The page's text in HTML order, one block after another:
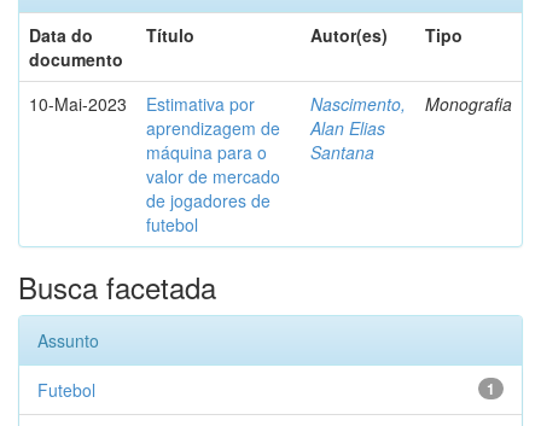
Data do
documento
Título Autor(es) Tipo
10-Mai-2023
Estimativa por
aprendizagem de
máquina para o
valor de mercado
de jogadores de
futebol
Nascimento,
Alan Elias
Santana
Monografia
Busca facetada
Assunto
1
Futebol